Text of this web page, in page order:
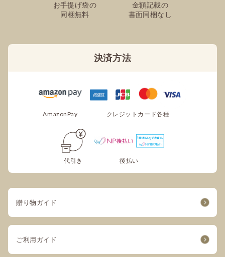
お手提げ袋の
同梱無料
金額記載の
書面同梱なし
決済方法
AmazonPay クレジットカード各種
代引き 後払い
贈り物ガイド
ご利用ガイド